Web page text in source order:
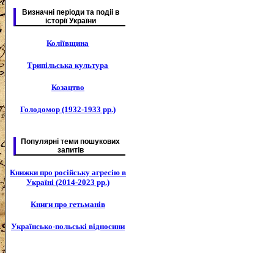
Визначні періоди та подіі в
історії України
Коліївщина
Трипільська культура
Козацтво
Голодомор (1932-1933 рр.)
Популярні теми пошукових
запитів
Книжки про російську агресію в
Україні (2014-2023 рр.)
Книги про гетьманів
Українсько-польські відносини